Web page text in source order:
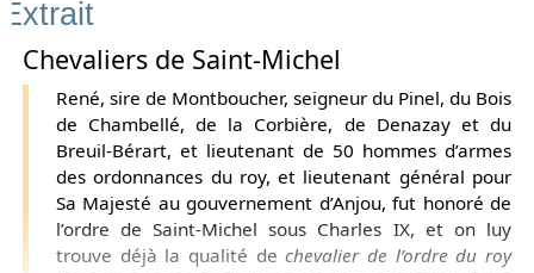
Extrait
Chevaliers de Saint-Michel
René, sire de Montboucher, seigneur du Pinel, du Bois
de Chambellé, de la Corbière, de Denazay et du
Breuil-Bérart, et lieutenant de 50 hommes d’armes
des ordonnances du roy, et lieutenant général pour
Sa Majesté au gouvernement d’Anjou, fut honoré de
l’ordre de Saint-Michel sous Charles IX, et on luy
trouve déjà la qualité dechevalier de l’ordre du roy